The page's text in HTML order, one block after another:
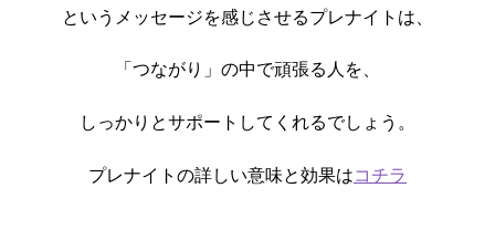
というメッセージを感じさせるプレナイトは、
「つながり」の中で頑張る人を、
しっかりとサポートしてくれるでしょう。
プレナイトの詳しい意味と効果はコチラ